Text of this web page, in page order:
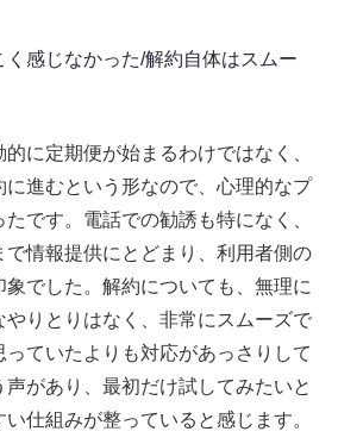
感じなかった/解約自体はスムー
に定期便が始まるわけではなく、
進むという形なので、心理的なプ
です。電話での勧誘も特になく、
情報提供にとどまり、利用者側の
でした。解約についても、無理に
やりとりはなく、非常にスムーズで
っていたよりも対応があっさりして
があり、最初だけ試してみたいと
仕組みが整っていると感じます。